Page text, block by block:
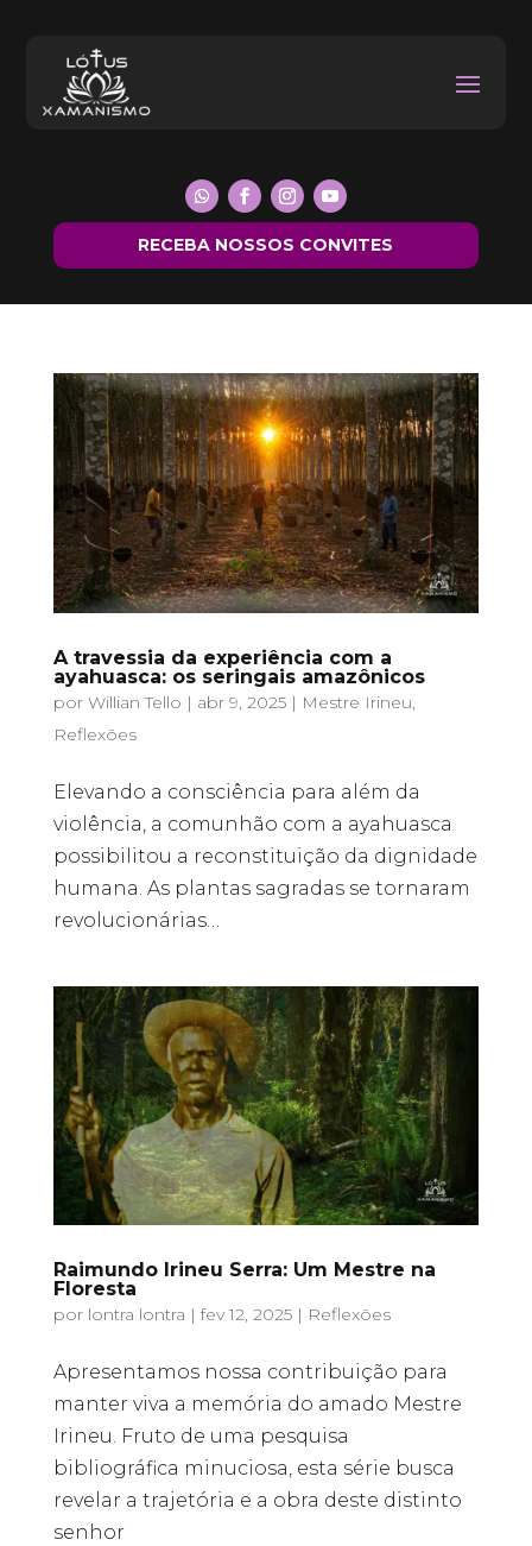
RECEBA NOSSOS CONVITES
A travessia da experiência com a
ayahuasca: os seringais amazônicos
por Willian Tello | abr 9, 2025| Mestre Irineu
Reflexões
Elevando a consciência para além da
violência, a comunhão com a ayahuasca
possibilitou a reconstituição da dignidade
humana. As plantas sagradas se tornaram
revolucionárias…
Raimundo Irineu Serra: Um Mestre na
Floresta
por lontra lontra | fev 12, 2025| Reflexões
Apresentamos nossa contribuição para
manter viva a memória do amado Mestre
Irineu. Fruto de uma pesquisa
bibliográfica minuciosa, esta série busca
revelar a trajetória e a obra deste distinto
senhor